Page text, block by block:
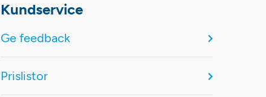
Kundservice
Ge feedback
Prislistor